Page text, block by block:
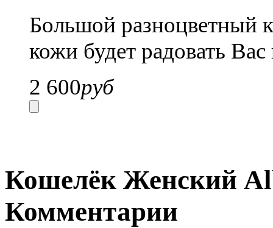
Большой разноцветный
кожи будет радовать
2 600руб
Кошелёк Женский
Комментарии